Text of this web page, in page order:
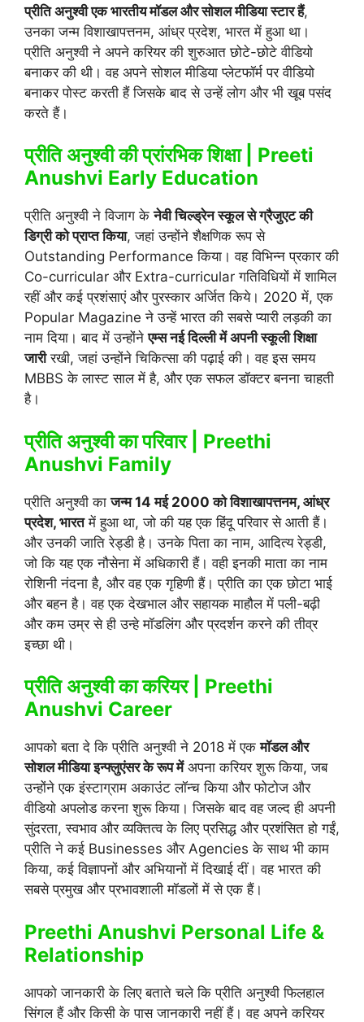
प्रीति अनुश्वी एक भारतीय मॉडल और सोशल मीडिया स्टार हैं,
उनका जन्म विशाखापत्तनम, आंध्र प्रदेश, भारत में हुआ था।
प्रीति अनुश्वी ने अपने करियर की शुरुआत छोटे-छोटे वीडियो
बनाकर की थी। वह अपने सोशल मीडिया प्लेटफॉर्म पर वीडियो
बनाकर पोस्ट करती हैं जिसके बाद से उन्हें लोग और भी खूब पसंद
करते हैं।
प्रीति अनुश्वी की प्रांरभिक शिक्षा | Preeti
Anushvi Early Education
प्रीति अनुश्वी ने विजाग केनेवी चिल्ड्रेन स्कूल से ग्रैजुएट की
डिग्री को प्राप्त किया, जहां उन्होंने शैक्षणिक रूप से
Outstanding Performance किया। वह विभिन्न प्रकार की
Co-curricular और Extra-curricular गतिविधियों में शामिल
रहीं और कई प्रशंसाएं और पुरस्कार अर्जित किये। 2020 में, एक
Popular Magazine ने उन्हें भारत की सबसे प्यारी लड़की का
नाम दिया। बाद में उन्होंनेएम्स नई दिल्ली में अपनी स्कूली शिक्षा
जारीरखी, जहां उन्होंने चिकित्सा की पढ़ाई की। वह इस समय
MBBS के लास्ट साल में है, और एक सफल डॉक्टर बनना चाहती
है।
प्रीति अनुश्वी का परिवार | Preethi
Anushvi Family
प्रीति अनुश्वी काजन्म 14 मई 2000 को विशाखापत्तनम, आंध्र
प्रदेश, भारतमें हुआ था, जो की यह एक हिंदू परिवार से आती हैं।
और उनकी जाति रेड्डी है। उनके पिता का नाम, आदित्य रेड्डी,
जो कि यह एक नौसेना में अधिकारी हैं। वही इनकी माता का नाम
रोशिनी नंदना है, और वह एक गृहिणी हैं। प्रीति का एक छोटा भाई
और बहन है। वह एक देखभाल और सहायक माहौल में पली-बढ़ी
और कम उम्र से ही उन्हे मॉडलिंग और प्रदर्शन करने की तीव्र
इच्छा थी।
प्रीति अनुश्वी का करियर | Preethi
Anushvi Career
आपको बता दे कि प्रीति अनुश्वी ने 2018 में एकमॉडल और
सोशल मीडिया इन्फ्लुएंसर के रूप मेंअपना करियर शुरू किया, जब
उन्होंने एक इंस्टाग्राम अकाउंट लॉन्च किया और फोटोज और
वीडियो अपलोड करना शुरू किया। जिसके बाद वह जल्द ही अपनी
सुंदरता, स्वभाव और व्यक्तित्व के लिए प्रसिद्ध और प्रशंसित हो गईं,
प्रीति ने कई Businesses और Agencies के साथ भी काम
किया, कई विज्ञापनों और अभियानों में दिखाई दीं। वह भारत की
सबसे प्रमुख और प्रभावशाली मॉडलों में से एक हैं।
Preethi Anushvi Personal Life &
Relationship
आपको जानकारी के लिए बताते चले कि प्रीति अनुश्वी फिलहाल
सिंगल हैं और किसी के पास जानकारी नहीं हैं। वह अपने करियर